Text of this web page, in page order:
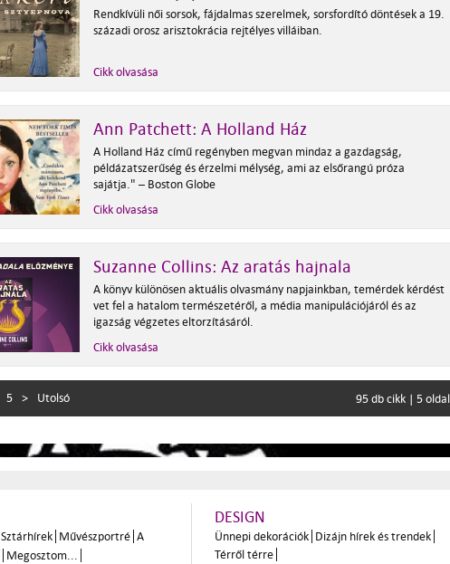
Rendkívüli női sorsok, fájdalmas szerelmek, sorsfordító döntések a 19.
századi orosz arisztokrácia rejtélyes villáiban.
Cikk olvasása
Ann Patchett: A Holland Ház
A Holland Ház című regényben megvan mindaz a gazdagság,
példázatszerűség és érzelmi mélység, ami az elsőrangú próza
sajátja." – Boston Globe
Cikk olvasása
Suzanne Collins: Az aratás hajnala
A könyv különösen aktuális olvasmány napjainkban, temérdek kérdést
vet fel a hatalom természetéről, a média manipulációjáról és az
igazság végzetes eltorzításáról.
Cikk olvasása
5 > Utolsó 95 db cikk | 5 oldal
Sztárhírek Művészportré A
Megosztom...
DESIGN
Ünnepi dekorációk Dizájn hírek és trendek
Térről térre